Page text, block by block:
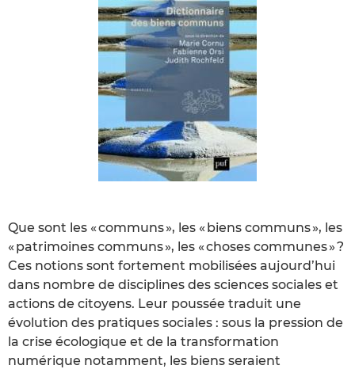
Que sont les « communs », les « biens communs », les
« patrimoines communs », les « choses communes » ?
Ces notions sont fortement mobilisées aujourd’hui
dans nombre de disciplines des sciences sociales et
actions de citoyens. Leur poussée traduit une
évolution des pratiques sociales : sous la pression de
la crise écologique et de la transformation
numérique notamment, les biens seraient